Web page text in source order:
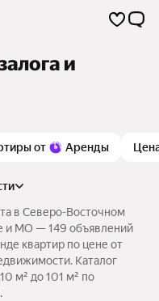
и
от Аренды
в Северо-Восточном
и МО — 149 объявлений
квартир по цене от
Каталог
м² до 101 м² по